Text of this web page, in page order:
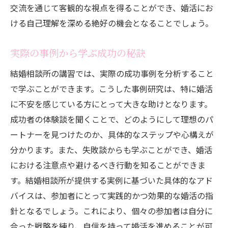
講習から得る自己成長のヒント
自分らしい婚活スタイルを確立する
結婚相談所の講習で得られる自信と魅力の再発
自信を持ってアプローチするための方法
魅力を最大化するためのポイント
講習で見つける自分の新たな一面
ポジティブな自己表現の仕方
講習が促す自分磨きのプロセス
婚活における自己肯定感の高め方
結婚相談所の講習が不安を解消する理由
講習で得られる安心感とサポート
婚活の不安を軽減するためのアドバイス
交流を通じて客観的な視点を得ることができ、婚活にお
ける自己理解を深める絶好の機会となることでしょう。
実際の事例から学ぶ成功の秘訣
結婚相談所の講習では、実際の成功事例を分析すること
で学ぶことができます。こうした事例研究は、特に婚活
に不安を感じている方にとって大きな助けとなります。
成功者の体験談を聞くことで、どのようにして理想のパ
ートナーを見つけたのか、具体的なステップや心構えが
分かります。また、失敗談からも学ぶことができ、婚活
における注意点や避けるべき行動を知ることができま
す。結婚相談所が提供する実例に基づいた具体的なアド
バイスは、参加者にとって実践的かつ効果的な婚活の指
針となるでしょう。これにより、個々の参加者は自分に